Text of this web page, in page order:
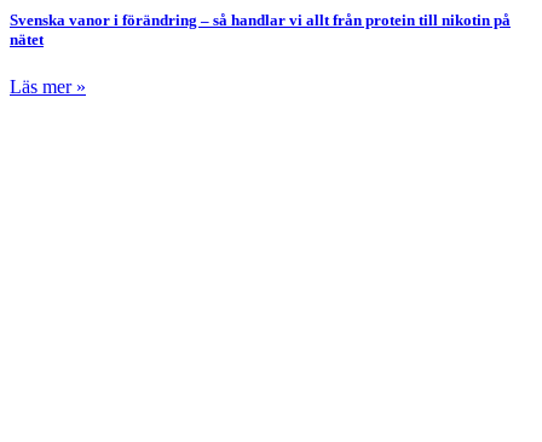
Svenska vanor i förändring – så handlar vi allt från protein till nikotin på
nätet
Läs mer »